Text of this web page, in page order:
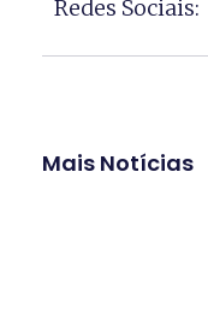
Redes Sociais:
Mais Notícias